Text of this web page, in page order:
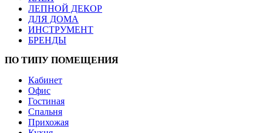
ЛЕПНОЙ ДЕКОР
ДЛЯ ДОМА
ИНСТРУМЕНТ
БРЕНДЫ
ПО ТИПУ ПОМЕЩЕНИЯ
Кабинет
Офис
Гостиная
Спальня
Прихожая